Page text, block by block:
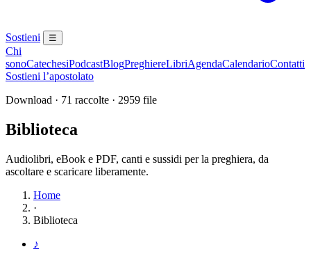
Sostieni ☰
Chi
sonoCatechesiPodcastBlogPreghiereLibriAgendaCalendarioContatti
Sostieni l’apostolato
Download · 71 raccolte · 2959 file
Biblioteca
Audiolibri, eBook e PDF, canti e sussidi per la preghiera, da
ascoltare e scaricare liberamente.
Home
·
Biblioteca
Elenco delle raccolte disponibili
♪